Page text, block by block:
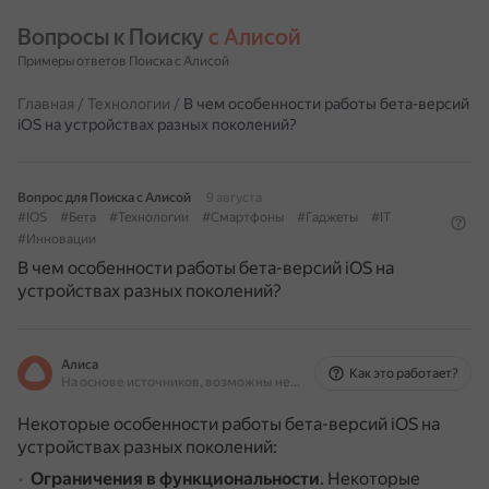
Вопросы к Поиску с Алисой
Примеры ответов Поиска с Алисой
Главная / Технологии / В чем особенности работы бета-версий
iOS на устройствах разных поколений?
Вопрос для Поиска с Алисой
9 августа
#IOS
#Бета #Технологии #Смартфоны #Гаджеты
#IT
#Инновации
В чем особенности работы бета-версий iOS на
устройствах разных поколений?
Алиса
На основе источников, возможны неточности
Как это работает?
Некоторые особенности работы бета-версий iOS на
устройствах разных поколений:
Ограничения в функциональности. Некоторые